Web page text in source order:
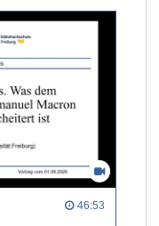
46:53